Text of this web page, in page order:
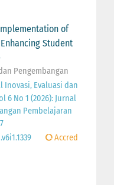
of
Student
Pengembangan
Inovasi, Evaluasi dan
6 No 1 (2026): Jurnal
Pembelajaran
Accred